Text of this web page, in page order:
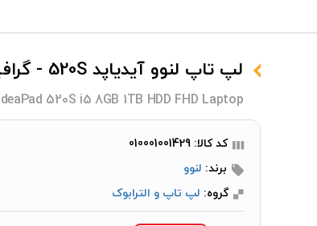
لپ تاپ لنوو آیدیاپد 520S - گرافیک 2 گیگابایت
520S i5 8GB 1TB HDD FHD Laptop
کد کالا: 010001001429
برند: لنوو
گروه: لپ تاپ و الترابوک